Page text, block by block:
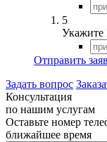
5
Укажите
Отправить
Задать вопрос
Консультация
по нашим услугам
Оставьте номер
ближайшее время